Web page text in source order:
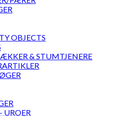
OBJECTS
& STUMTJENERE
UROER